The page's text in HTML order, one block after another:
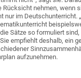
Rücksicht nehmen, wenn
nur im Deutschunterricht.
Sätze so formuliert
empfiehlt deshalb, ein
aufzunehmen.